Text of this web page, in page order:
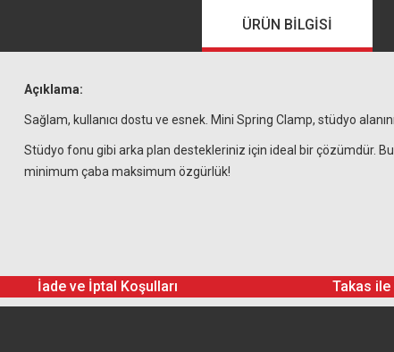
ÜRÜN BILGISI
Açıklama:
Sağlam, kullanıcı dostu ve esnek. Mini Spring Clamp, stüdyo
Stüdyo fonu gibi arka plan destekleriniz için ideal bir çözümdür.
minimum çaba maksimum özgürlük!
İade ve İptal Koşulları Takas ile